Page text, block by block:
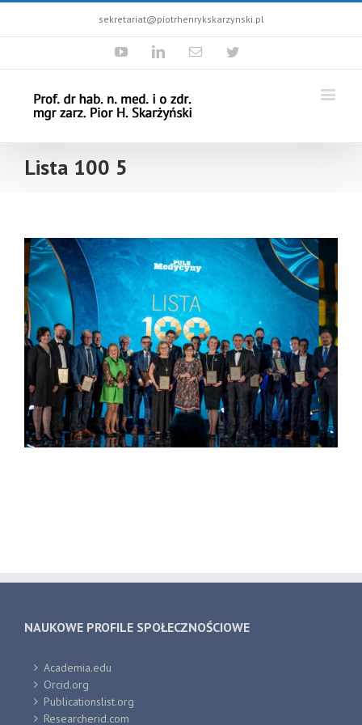
sekretariat@piotrhenrykskarzynski.pl
YoutubeLinkedinEmail Twitter
Lista 100 5
NAUKOWE PROFILE SPOŁECZNOŚCIOWE
Academia.edu
Orcid.org
Publicationslist.org
Researcherid.com